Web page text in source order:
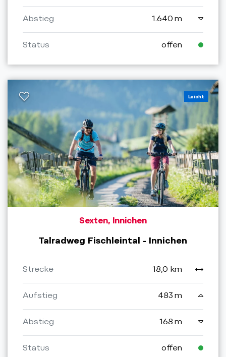
Abstieg 1.640 m
Status offen
Leicht
Sexten, Innichen
Talradweg Fischleintal - Innichen
Strecke 18,0 km
Aufstieg 483 m
Abstieg 168 m
Status offen